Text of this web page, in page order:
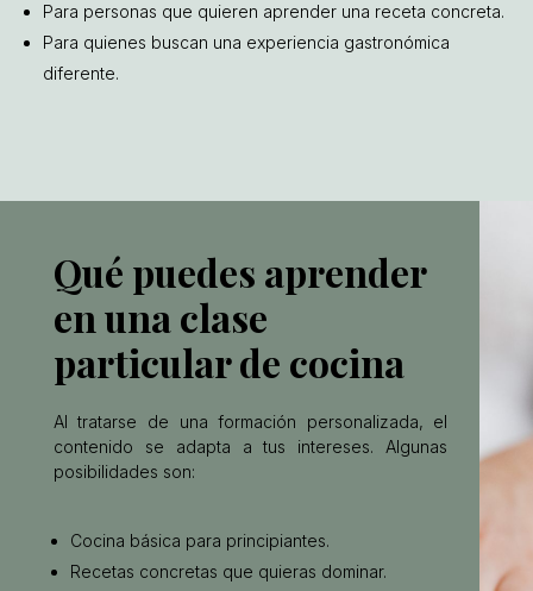
Para personas que quieren aprender una receta concreta.
Para quienes buscan una experiencia gastronómica
diferente.
Qué puedes aprender
en una clase
particular de cocina
Al tratarse de una formación personalizada, el
contenido se adapta a tus intereses. Algunas
posibilidades son:
Cocina básica para principiantes.
Recetas concretas que quieras dominar.